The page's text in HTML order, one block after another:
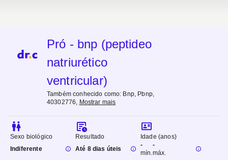
Pró - bnp (peptideo
natriurético
ventricular)
Também conhecido como: Bnp, Pbnp,
40302776, Mostrar mais
Sexo biológico
Indiferente
Resultado
Até 8 dias úteis
Idade (anos)
-
mín.
-
máx.